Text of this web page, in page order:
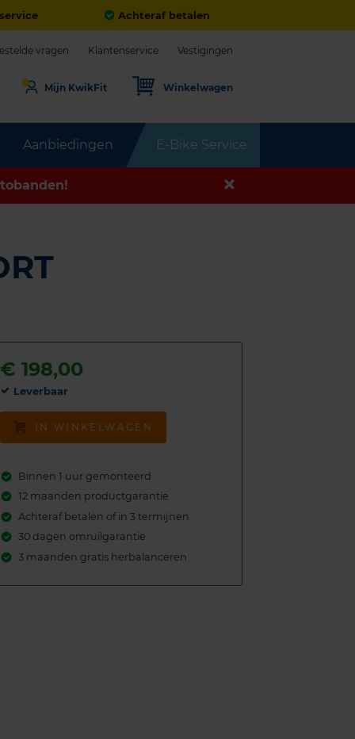
Achteraf betalen
Aanbiedingen E-Bike Service
vragen Klantenservice Vestigingen
Mijn KwikFit Winkelwagen
€198,00
Leverbaar
IN WINKELWAGEN
Binnen 1 uur gemonteerd
12 maanden productgarantie
Achteraf betalen of in 3 termijnen
30 dagen omruilgarantie
3 maanden gratis herbalanceren